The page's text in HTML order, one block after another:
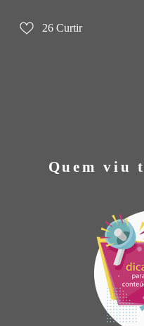
26 Curtir
Quem viu